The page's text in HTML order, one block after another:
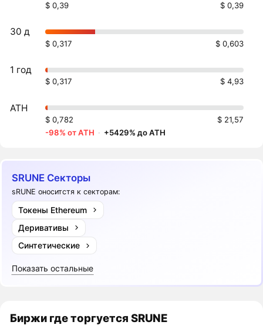
$ 0,39 $ 0,39
30 д
$ 0,317 $ 0,603
1 год
$ 0,317 $ 4,93
ATH
$ 0,782
$ 21,57
-98% от ATH · +5429% до ATH
SRUNE Секторы
sRUNE оноситстя к секторам:
Токены Ethereum
Деривативы
Синтетические
Показать остальные
Биржи где торгуется SRUNE